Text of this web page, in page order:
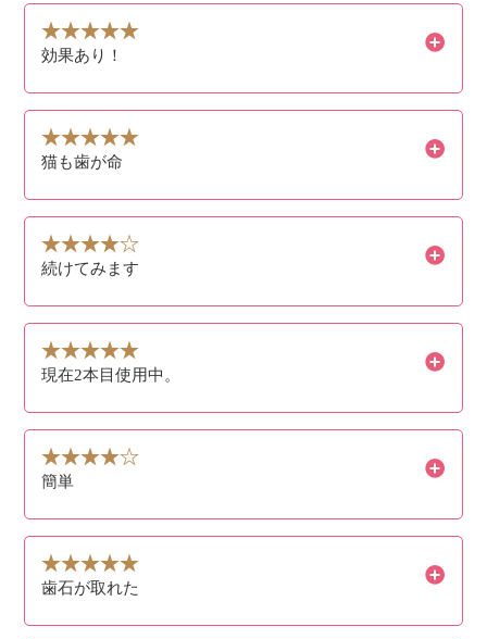
効果あり！
猫も歯が命
続けてみます
現在2本目使用中。
簡単
歯石が取れた